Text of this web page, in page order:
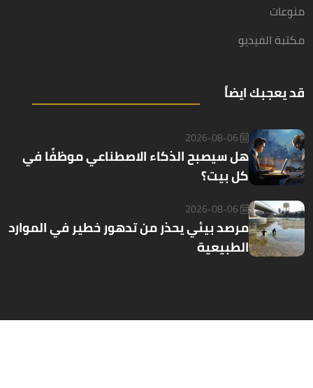
منوعات
مكتبة الفيديو
قد يعجبك ايضاً
2026-08-06
هل سيصبح الذكاء الاصطناعي موظفًا في
كل بيت؟
2026-08-06
مرصد بيئي يحذر من تدهور خطير في الموارد
الطبيعية